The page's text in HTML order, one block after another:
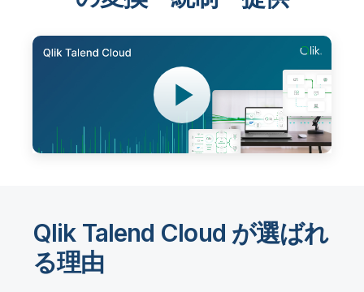
Qlik Talend Cloud が選ばれ
る理由